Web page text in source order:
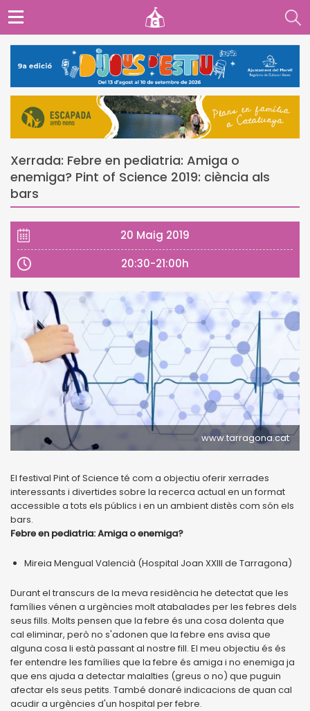
Xerrada: Febre en pediatria: Amiga o
enemiga? Pint of Science 2019: ciència als
bars
20 Maig 2019
20:30-21:00h
www.tarragona.cat
El festival Pint of Science té com a objectiu oferir xerrades
interessants i divertides sobre la recerca actual en un format
accessible a tots els públics i en un ambient distès com són els
bars.
Febre en pediatria: Amiga o enemiga?
Mireia Mengual Valencià (Hospital Joan XXIII de Tarragona)
Durant el transcurs de la meva residència he detectat que les
famílies vénen a urgències molt atabalades per les febres dels
seus fills. Molts pensen que la febre és una cosa dolenta que
cal eliminar, però no s'adonen que la febre ens avisa que
alguna cosa li està passant al nostre fill. El meu objectiu és és
fer entendre les famílies que la febre és amiga i no enemiga ja
que ens ajuda a detectar malalties (greus o no) que puguin
afectar els seus petits. També donaré indicacions de quan cal
acudir a urgències d'un hospital per febre.